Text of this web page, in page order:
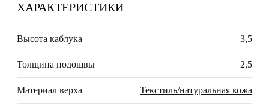
ХАРАКТЕРИСТИКИ
Высота каблука 3,5
Толщина подошвы 2,5
Материал верха Текстиль/натуральная кожа